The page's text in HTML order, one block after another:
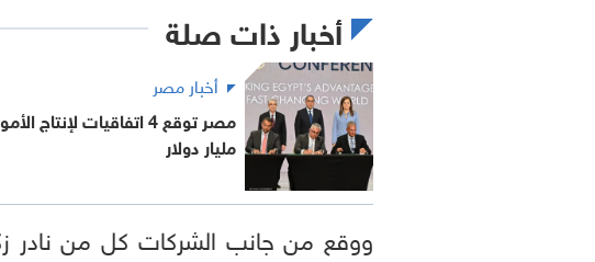
أخبار ذات صلة
أخبار مصر
مليار دولار
ووقع من جانب الشركات كل من نادر